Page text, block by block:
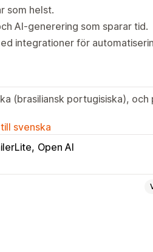
som helst.
AI-generering som sparar tid.
integrationer för
(brasiliansk portugisiska), och
svenska
Open AI